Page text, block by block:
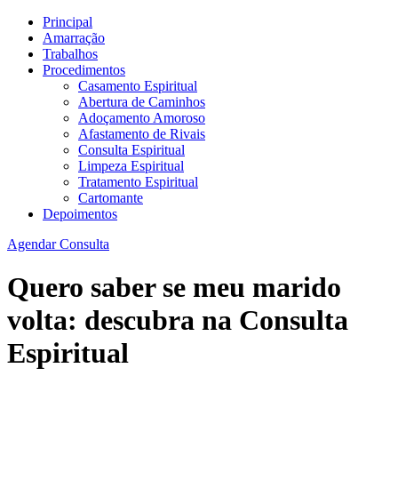
Principal
Amarração
Trabalhos
Procedimentos
Casamento Espiritual
Abertura de Caminhos
Adoçamento Amoroso
Afastamento de Rivais
Consulta Espiritual
Limpeza Espiritual
Tratamento Espiritual
Cartomante
Depoimentos
Agendar Consulta
Quero saber se meu marido
volta: descubra na Consulta
Espiritual